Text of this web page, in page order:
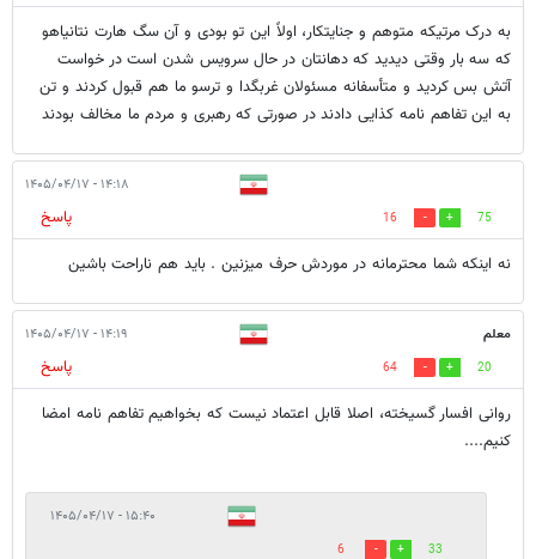
به درک مرتیکه متوهم و جنایتکار، اولاً این تو بودی و آن سگ هارت نتانیاهو
که سه بار وقتی دیدید که دهانتان در حال سرویس شدن است در خواست
آتش بس کردید و متأسفانه مسئولان غربگدا و ترسو ما هم قبول کردند و تن
به این تفاهم نامه کذایی دادند در صورتی که رهبری و مردم ما مخالف بودند
۱۴:۱۸ - ۱۴۰۵/۰۴/۱۷
75
16
پاسخ
نه اینکه شما محترمانه در موردش حرف میزنین . باید هم ناراحت باشین
معلم ۱۴:۱۹ - ۱۴۰۵/۰۴/۱۷
20
64
پاسخ
روانی افسار گسیخته، اصلا قابل اعتماد نیست که بخواهیم تفاهم نامه امضا
کنیم....
۱۵:۴۰ - ۱۴۰۵/۰۴/۱۷
33
6